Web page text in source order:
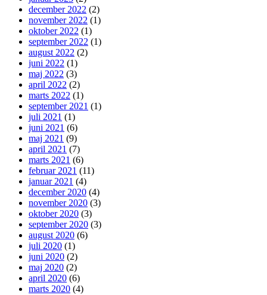
december 2022 (2)
november 2022 (1)
oktober 2022 (1)
september 2022 (1)
august 2022 (2)
juni 2022 (1)
maj 2022 (3)
april 2022 (2)
marts 2022 (1)
september 2021 (1)
juli 2021 (1)
juni 2021 (6)
maj 2021 (9)
april 2021 (7)
marts 2021 (6)
februar 2021 (11)
januar 2021 (4)
december 2020 (4)
november 2020 (3)
oktober 2020 (3)
september 2020 (3)
august 2020 (6)
juli 2020 (1)
juni 2020 (2)
maj 2020 (2)
april 2020 (6)
marts 2020 (4)